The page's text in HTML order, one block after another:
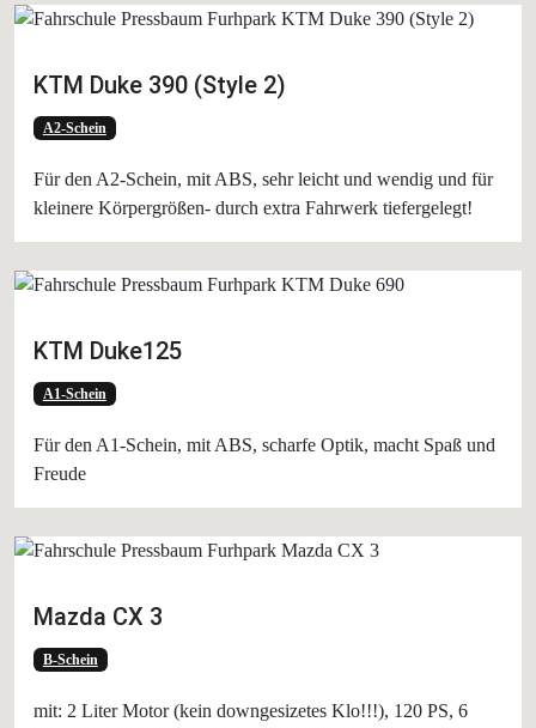
KTM Duke 390 (Style 2)
A2-Schein
Für den A2-Schein, mit ABS, sehr leicht und wendig und für
kleinere Körpergrößen- durch extra Fahrwerk tiefergelegt!
KTM Duke125
A1-Schein
Für den A1-Schein, mit ABS, scharfe Optik, macht Spaß und
Freude
Mazda CX 3
B-Schein
mit: 2 Liter Motor (kein downgesizetes Klo!!!), 120 PS, 6